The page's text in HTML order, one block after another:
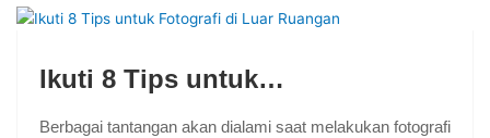
Ikuti 8 Tips untuk…
Berbagai tantangan akan dialami saat melakukan fotografi